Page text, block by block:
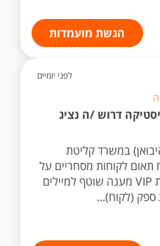
הגשת מועמדות
לפני יומיים
דרוש /ה נציג
במשרד קליטת
תאום לקוחות מסחריים על
פי צורך תאום הזמנות דחופות VIP מענה שוטף למיילים
ספק (לקוח)...